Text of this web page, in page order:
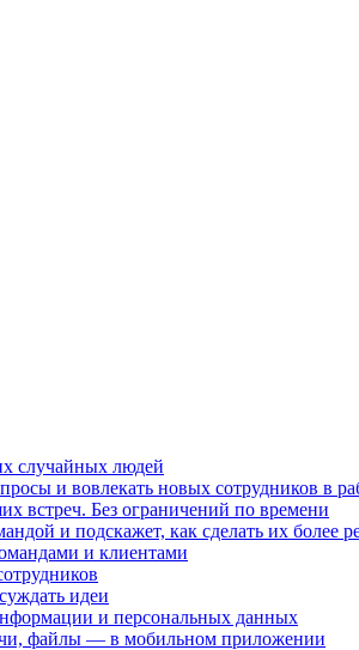
случайных людей
и вовлекать новых сотрудников в
встреч. Без ограничений по времени
и подскажет, как сделать их более
и клиентами
идеи
и персональных данных
файлы — в мобильном приложении